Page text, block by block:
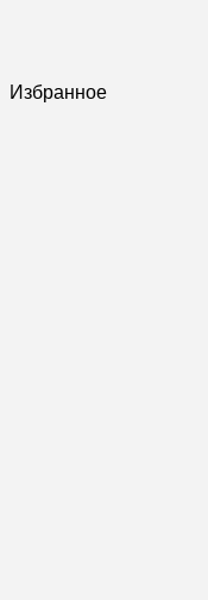
Избранное